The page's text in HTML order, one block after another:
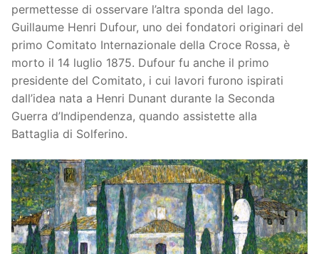
permettesse di osservare l’altra sponda del lago.
Guillaume Henri Dufour, uno dei fondatori originari del
primo Comitato Internazionale della Croce Rossa, è
morto il 14 luglio 1875. Dufour fu anche il primo
presidente del Comitato, i cui lavori furono ispirati
dall’idea nata a Henri Dunant durante la Seconda
Guerra d’Indipendenza, quando assistette alla
Battaglia di Solferino.